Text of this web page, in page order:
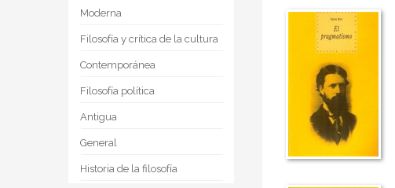
Moderna
Filosofía y crítica de la cultura
Contemporánea
Filosofía política
Antigua
General
Historia de la filosofía